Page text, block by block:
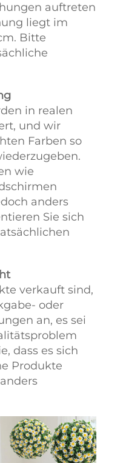
auftreten
liegt im
Bitte
in realen
und wir
Farben so
wie
anders
Sie sich
verkauft sind,
oder
an, es sei
dass es sich
Produkte